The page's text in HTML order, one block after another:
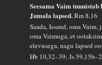
Seesama Vaim
Jumala lapsed.Rm 8,16
Saada, Issand, oma
oma Vaimuga, et
elevusega, nagu lapsed
Hb 10,32–39; Js